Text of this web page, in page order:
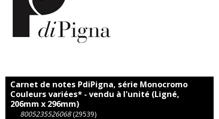
Carnet de notes PdiPigna, série Monocromo
Couleurs variées* - vendu à l'unité (Ligné,
206mm x 296mm)
8005235526068 (29539)